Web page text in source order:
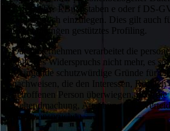
Art. 6 Abs. 1 Buchstaben e oder f DS-
Widerspruch einzulegen. Dies gilt auch
Bestimmungen gestütztes Profiling.
Das Unternehmen verarbeitet die
Falle des Widerspruchs nicht mehr, es
zwingende schutzwürdige Gründe für
nachweisen, die den Interessen,
betroffenen Person überwiegen, oder
Geltendmachung, Ausübung oder
Rechtsansprüchen.